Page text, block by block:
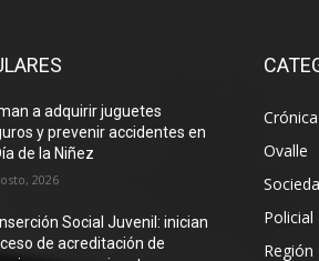
a adquirir juguetes
y prevenir accidentes en
de la Niñez
2026
Social Juvenil: inician
de acreditación de
Crónica
Ovalle
Policial
Región